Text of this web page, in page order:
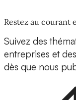
Restez au courant
Suivez des
entreprises et
dès que nous